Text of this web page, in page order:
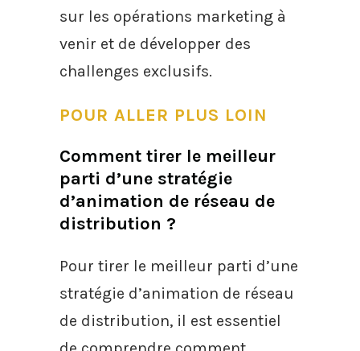
sur les opérations marketing à
venir et de développer des
challenges exclusifs.
POUR ALLER PLUS LOIN
Comment tirer le meilleur
parti d’une stratégie
d’animation de réseau de
distribution ?
Pour tirer le meilleur parti d’une
stratégie d’animation de réseau
de distribution, il est essentiel